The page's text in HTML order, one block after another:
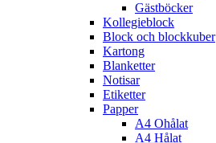
Gästböcker
Kollegieblock
Block och blockkuber
Kartong
Blanketter
Notisar
Etiketter
Papper
A4 Ohålat
A4 Hålat